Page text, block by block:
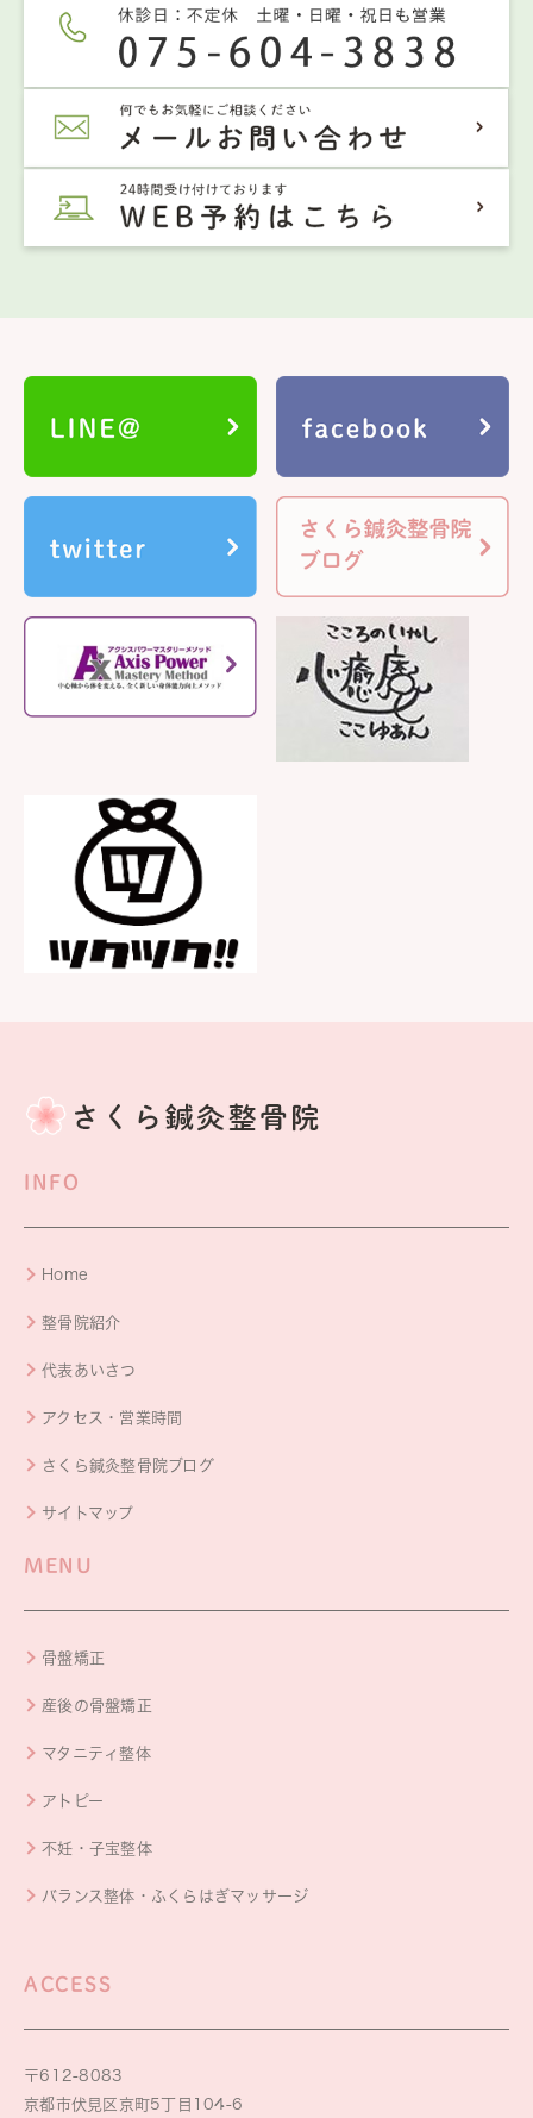
INFO
Home
整骨院紹介
代表あいさつ
アクセス・営業時間
さくら鍼灸整骨院ブログ
サイトマップ
MENU
骨盤矯正
産後の骨盤矯正
マタニティ整体
アトピー
不妊・子宝整体
バランス整体・ふくらはぎマッサージ
ACCESS
〒612-8083
京都市伏見区京町5丁目104-6